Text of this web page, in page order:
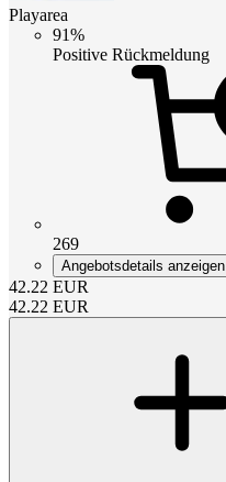
Playarea
91%
Positive Rückmeldung
269
Angebotsdetails anzeigen
42.22 EUR
42.22 EUR